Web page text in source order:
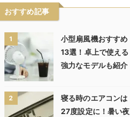
おすすめ記事
1
小型扇風機おすすめ
13選！卓上で使える
強力なモデルも紹介
2
寝る時のエアコンは
27度設定に！暑い夜